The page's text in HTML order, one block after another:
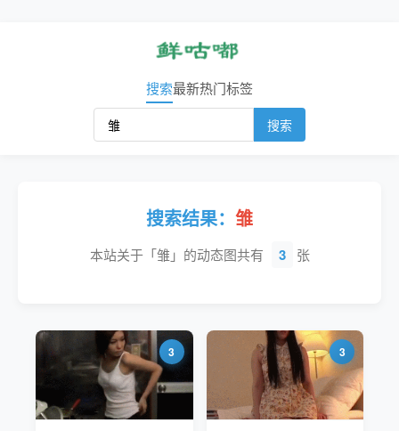
搜索最新热门标签
搜索
搜索结果： 雏
本站关于「雏」的动态图共有 3 张
3 3